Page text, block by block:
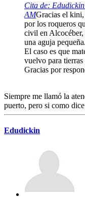
Cita de:
AMGracias el
por los roqueros
civil en Alcocéber,
una aguja pequeña.
El caso es que
vuelvo para tierras
Gracias por
Siempre me llamó la
puerto, pero si como
Edudickin